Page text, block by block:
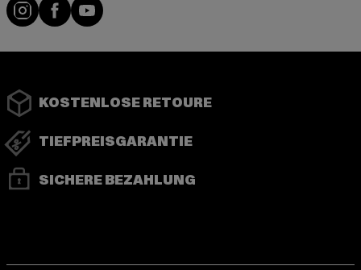
KOSTENLOSE RETOURE
TIEFPREISGARANTIE
SICHERE BEZAHLUNG